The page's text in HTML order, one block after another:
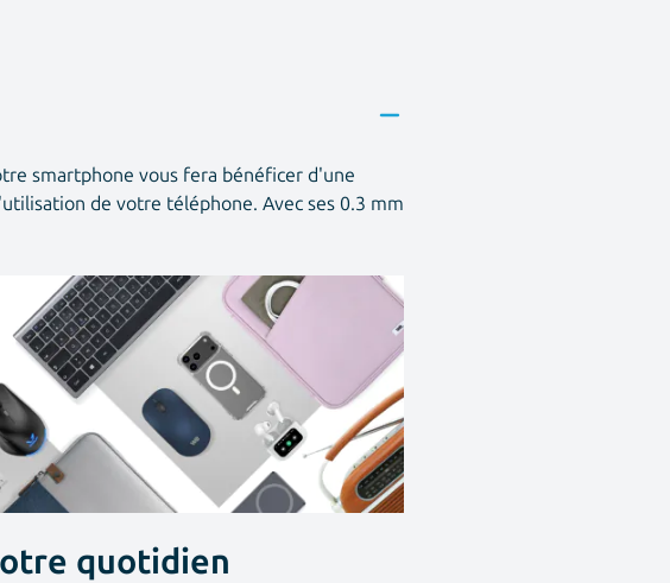
smartphone vous fera bénéficer d'une
de votre téléphone. Avec ses 0.3 mm
quotidien